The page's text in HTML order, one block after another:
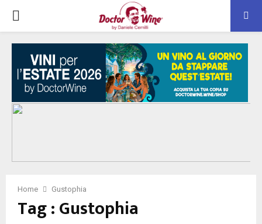
PRIMARY
MENU
Home Gustophia
Tag : Gustophia